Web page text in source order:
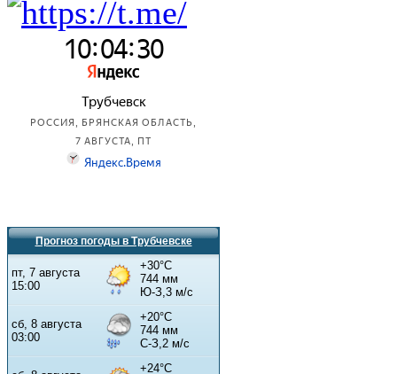
Прогноз погоды в Трубчевске